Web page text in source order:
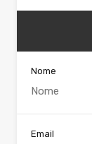
Nome
Email